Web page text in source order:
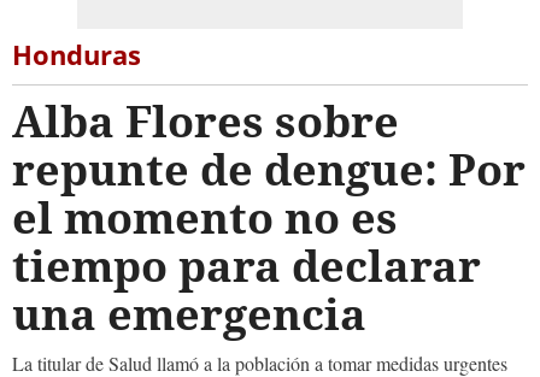
Honduras
Alba Flores sobre
repunte de dengue: Por
el momento no es
tiempo para declarar
una emergencia
La titular de Salud llamó a la población a tomar medidas urgentes